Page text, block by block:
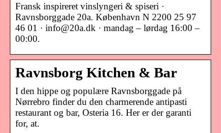
Fransk inspireret vinslyngeri & spiseri ·
Ravnsborggade 20a. København N 2200 25 97
46 01 · info@20a.dk · mandag – lørdag 16:00 –
00:00.
Ravnsborg Kitchen & Bar
I den hippe og populære Ravnsborggade på
Nørrebro finder du den charmerende antipasti
restaurant og bar, Osteria 16. Her er der garanti
for, at.